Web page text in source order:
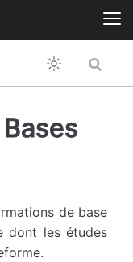
de base
dont les études